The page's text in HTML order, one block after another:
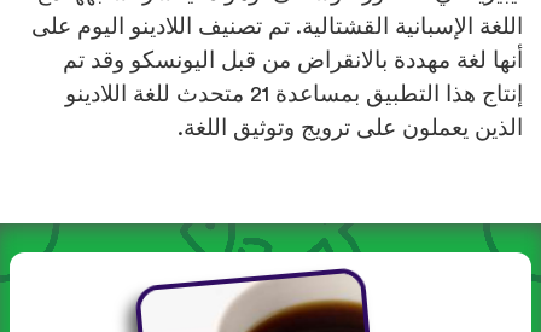
اللغة الإسبانية القشتالية. تم تصنيف اللادينو اليوم على
أنها لغة مهددة بالانقراض من قبل اليونسكو وقد تم
إنتاج هذا التطبيق بمساعدة 21 متحدث للغة اللادينو
الذين يعملون على ترويج وتوثيق اللغة.